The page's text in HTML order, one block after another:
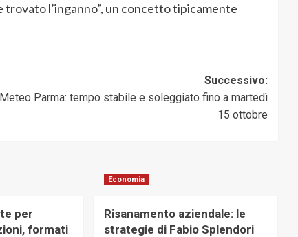
l’inganno”, un concetto tipicamente
Successivo:
Meteo Parma: tempo stabile e soleggiato fino a martedì
15 ottobre
per
formati
Economia
Risanamento aziendale: le
strategie di Fabio Splendori